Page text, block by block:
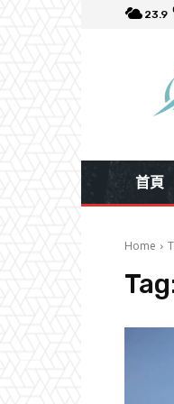
23.9
首頁
Home